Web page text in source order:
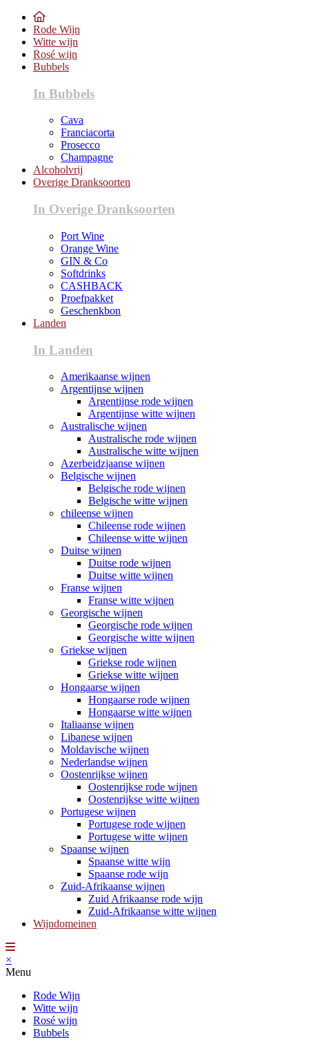
Rode Wijn
Witte wijn
Rosé wijn
Bubbels
In Bubbels
Cava
Franciacorta
Prosecco
Champagne
Alcoholvrij
Overige Dranksoorten
In Overige Dranksoorten
Port Wine
Orange Wine
GIN & Co
Softdrinks
CASHBACK
Proefpakket
Geschenkbon
Landen
In Landen
Amerikaanse wijnen
Argentijnse wijnen
Argentijnse rode wijnen
Argentijnse witte wijnen
Australische wijnen
Australische rode wijnen
Australische witte wijnen
Azerbeidzjaanse wijnen
Belgische wijnen
Belgische rode wijnen
Belgische witte wijnen
chileense wijnen
Chileense rode wijnen
Chileense witte wijnen
Duitse wijnen
Duitse rode wijnen
Duitse witte wijnen
Franse wijnen
Franse witte wijnen
Georgische wijnen
Georgische rode wijnen
Georgische witte wijnen
Griekse wijnen
Griekse rode wijnen
Griekse witte wijnen
Hongaarse wijnen
Hongaarse rode wijnen
Hongaarse witte wijnen
Italiaanse wijnen
Libanese wijnen
Moldavische wijnen
Nederlandse wijnen
Oostenrijkse wijnen
Oostenrijkse rode wijnen
Oostenrijkse witte wijnen
Portugese wijnen
Portugese rode wijnen
Portugese witte wijnen
Spaanse wijnen
Spaanse witte wijn
Spaanse rode wijn
Zuid-Afrikaanse wijnen
Zuid Afrikaanse rode wijn
Zuid-Afrikaanse witte wijnen
Wijndomeinen
×
Menu
Rode Wijn
Witte wijn
Rosé wijn
Bubbels